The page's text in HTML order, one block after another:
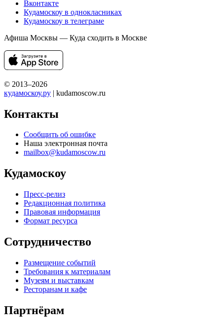
Вконтакте
Кудамоскоу в однокласниках
Кудамоскоу в телеграме
Афиша Москвы — Куда сходить в Москве
© 2013–2026
кудамоскоу.ру | kudamoscow.ru
Контакты
Сообщить об ошибке
Наша электронная почта
mailbox@kudamoscow.ru
Кудамоскоу
Пресс-релиз
Редакционная политика
Правовая информация
Формат ресурса
Сотрудничество
Размещение событий
Требования к материалам
Музеям и выставкам
Ресторанам и кафе
Партнёрам